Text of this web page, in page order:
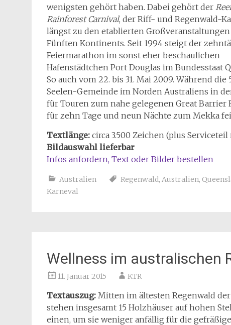
wenigsten gehört haben. Dabei gehört der
Rainforest Carnival, der Riff- und Regenwald-
längst zu den etablierten Großveranstaltungen
Fünften Kontinents. Seit 1994 steigt der
Feiermarathon im sonst eher beschaulichen
Hafenstädtchen Port Douglas im Bundesstaat
So auch vom 22. bis 31. Mai 2009. Während die
Seelen-Gemeinde im Norden Australiens in
für Touren zum nahe gelegenen Great
für zehn Tage und neun Nächte zum Mekka
Textlänge: circa 3.500 Zeichen (plus
Bildauswahl lieferbar
Infos anfordern, Text oder Bilder bestellen
Australien Regenwald, Australien,
Karneval
Wellness im australischen
11. Januar 2015 KTR
Textauszug: Mitten im ältesten Regenwald
stehen insgesamt 15 Holzhäuser auf hohen
einen, um sie weniger anfällig für die